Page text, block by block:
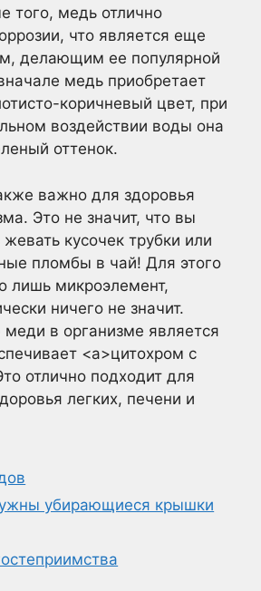
того, медь отлично
что является еще
делающим ее популярной
медь приобретает
коричневый цвет, при
воздействии воды она
оттенок.
важно для здоровья
Это не значит, что вы
кусочек трубки или
пломбы в чай! Для этого
лишь микроэлемент,
ничего не значит.
в организме является
<a>цитохром с
отлично подходит для
легких, печени и
убирающиеся крышки